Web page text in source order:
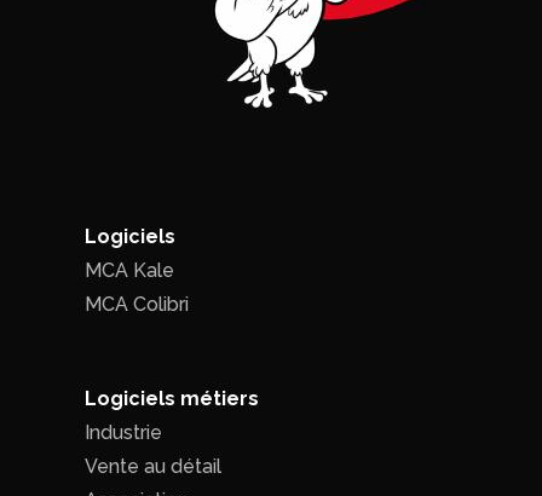
Logiciels
MCA Kale
MCA Colibri
Logiciels métiers
Industrie
Vente au détail